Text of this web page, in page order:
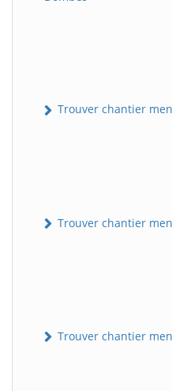
Trouver chantier
Trouver chantier
Trouver chantier